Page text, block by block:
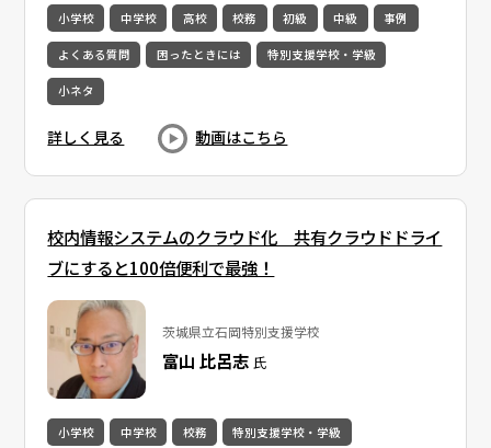
小学校 中学校 高校 校務 初級 中級 事例
よくある質問 困ったときには 特別支援学校・学級
小ネタ
詳しく見る 動画はこちら
校内情報システムのクラウド化 共有クラウドドライ
ブにすると100倍便利で最強！
茨城県立石岡特別支援学校
富山 比呂志 氏
小学校 中学校 校務 特別支援学校・学級